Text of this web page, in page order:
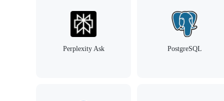
Perplexity Ask PostgreSQL